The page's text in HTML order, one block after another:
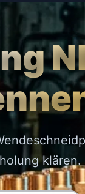
klären.